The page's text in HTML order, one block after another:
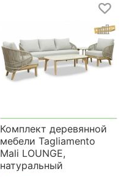
Комплект деревянной
мебели Tagliamento
Mali LOUNGE,
натуральный